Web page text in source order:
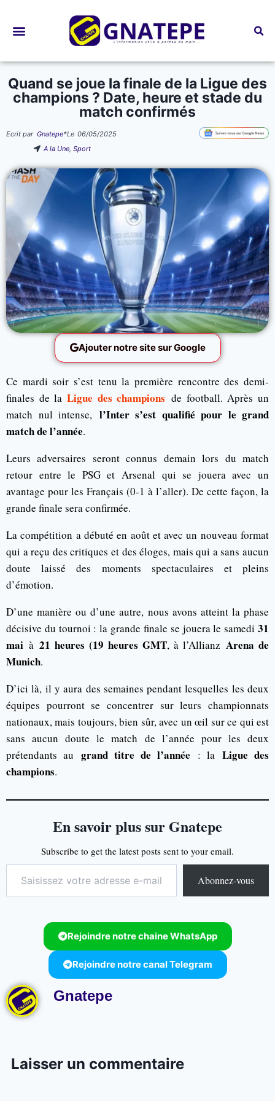
Quand se joue la finale de la Ligue des
champions ? Date, heure et stade du
match confirmés
Ecrit par Gnatepe*Le 06/05/2025
A la Une,Sport
Ajouter notre site sur Google
Ce mardi soir s’est tenu la première rencontre des demi-
finales de la Ligue des champions de football. Après un
match nul intense, l’Inter s’est qualifié pour le grand
match de l’année.
Leurs adversaires seront connus demain lors du match
retour entre le PSG et Arsenal qui se jouera avec un
avantage pour les Français (0-1 à l’aller). De cette façon, la
grande finale sera confirmée.
La compétition a débuté en août et avec un nouveau format
qui a reçu des critiques et des éloges, mais qui a sans aucun
doute laissé des moments spectaculaires et pleins
d’émotion.
D’une manière ou d’une autre, nous avons atteint la phase
décisive du tournoi : la grande finale se jouera le samedi 31
mai à 21 heures (19 heures GMT, à l’Allianz Arena de
Munich.
D’ici là, il y aura des semaines pendant lesquelles les deux
équipes pourront se concentrer sur leurs championnats
nationaux, mais toujours, bien sûr, avec un œil sur ce qui est
sans aucun doute le match de l’année pour les deux
prétendants au grand titre de l’année : la Ligue des
champions.
En savoir plus sur Gnatepe
Subscribe to get the latest posts sent to your email.
Abonnez-vous
Rejoindre notre chaine WhatsApp
Rejoindre notre canal Telegram
Gnatepe
Laisser un commentaire